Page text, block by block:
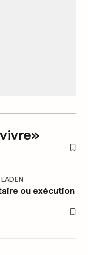
ou exécution